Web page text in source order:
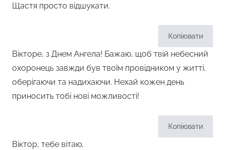
Щастя просто відшукати.
Копіювати
Вікторе, з Днем Ангела! Бажаю, щоб твій небесний
охоронець завжди був твоїм провідником у житті,
оберігаючи та надихаючи. Нехай кожен день
приносить тобі нові можливості!
Копіювати
Віктор, тебе вітаю,